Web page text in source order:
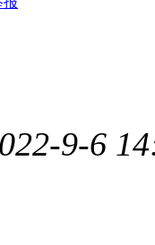
9-6